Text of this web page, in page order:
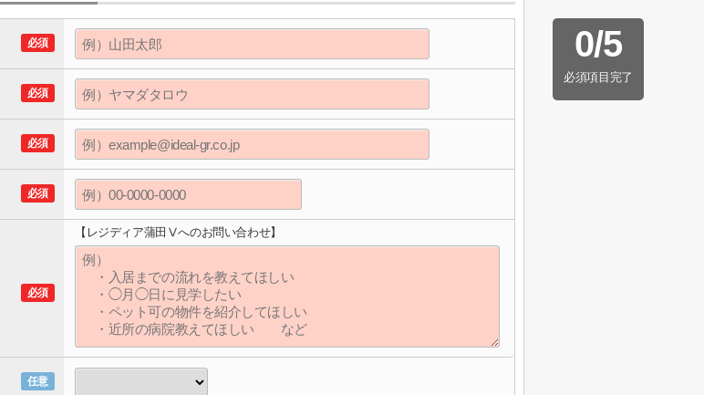
0/5
必須項目完了
必須
必須
必須
必須
必須
【レジディア蒲田Ⅴへのお問い合わせ】
任意